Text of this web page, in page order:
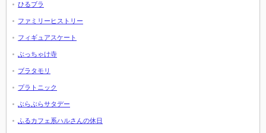
ひるブラ
ファミリーヒストリー
フィギュアスケート
ぶっちゃけ寺
ブラタモリ
プラトニック
ぶらぶらサタデー
ふるカフェ系ハルさんの休日